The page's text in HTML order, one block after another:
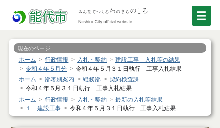
現在のページ
ホーム 行政情報 入札・契約
建設工事 入札等の結果
令和４年５月分
令和４年５月３１日執行 工事入札結果
ホーム
部署別案内 総務部
契約検査課
令和４年５月３１日執行 工事入札結果
ホーム
行政情報 入札・契約
最新の入札等結果
１ 建設工事
令和４年５月３１日執行 工事入札結果